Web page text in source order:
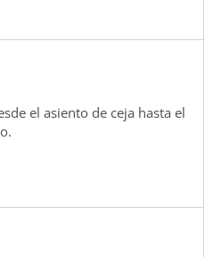
el asiento de ceja hasta el